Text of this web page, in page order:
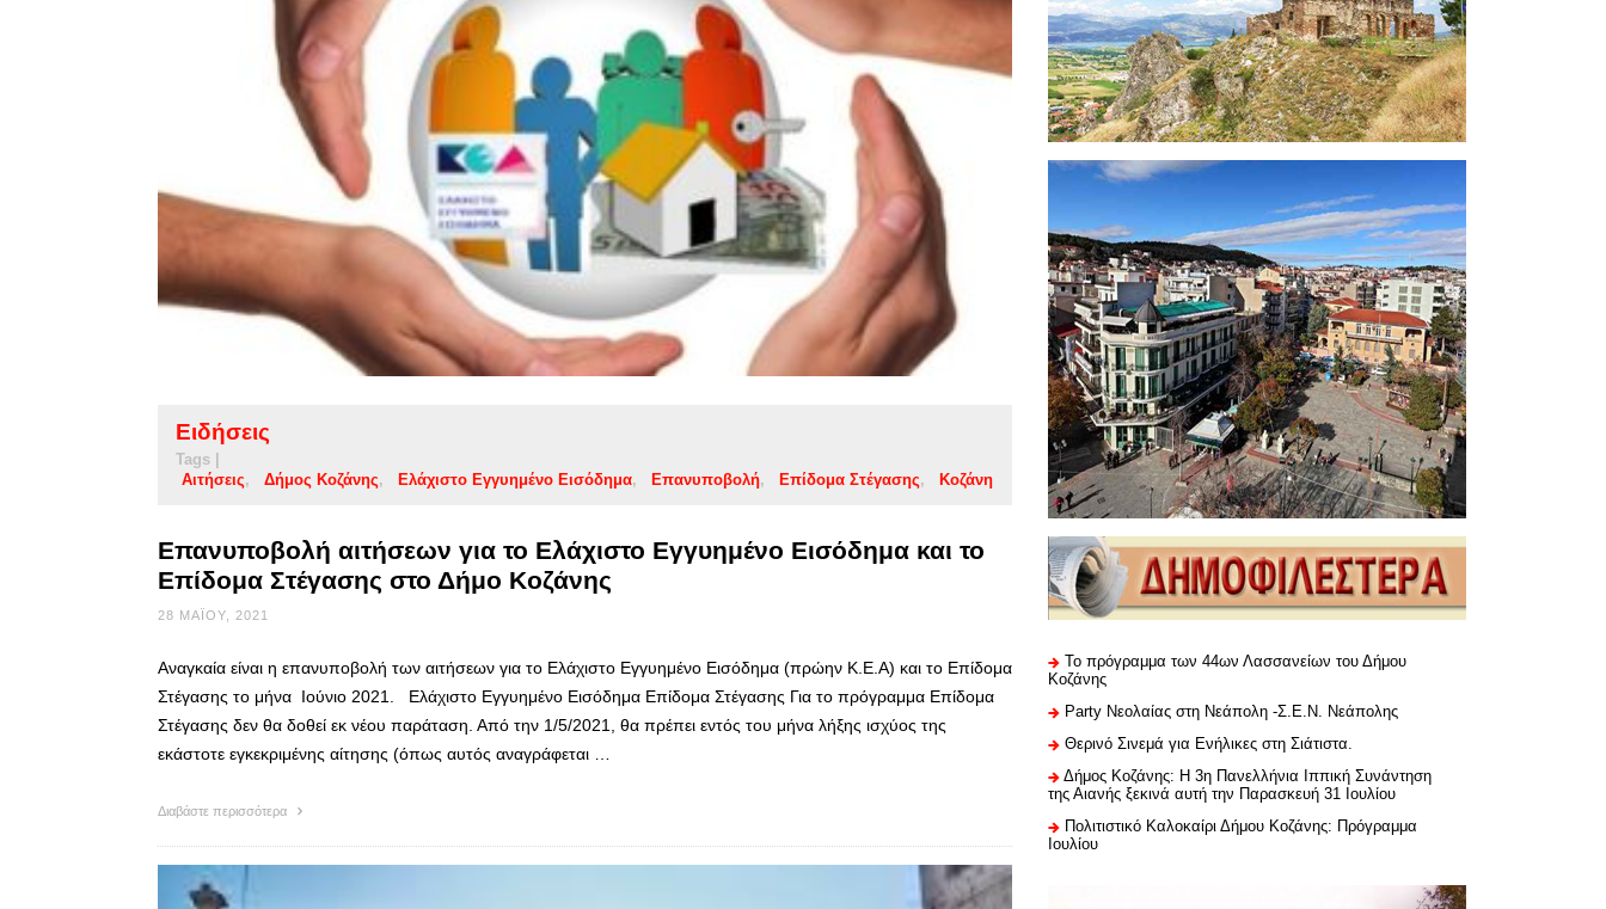
Ειδήσεις
Tags |
Αιτήσεις
Δήμος Κοζάνης Ελάχιστο Εγγυημένο Εισόδημα Επανυποβολή Επίδομα Στέγασης Κοζάνη
Επανυποβολή αιτήσεων για το Ελάχιστο Εγγυημένο Εισόδημα και το
Επίδομα Στέγασης στο Δήμο Κοζάνης
28 ΜΑΪ́ΟΥ, 2021
Αναγκαία είναι η επανυποβολή των αιτήσεων για το Ελάχιστο Εγγυημένο Εισόδημα (πρώην Κ.Ε.Α) και το Επίδομα
Στέγασης το μήνα Ιούνιο 2021. Ελάχιστο Εγγυημένο Εισόδημα Επίδομα Στέγασης Για το πρόγραμμα Επίδομα
Στέγασης δεν θα δοθεί εκ νέου παράταση. Από την 1/5/2021, θα πρέπει εντός του μήνα λήξης ισχύος της
εκάστοτε εγκεκριμένης αίτησης (όπως αυτός αναγράφεται …
Διαβάστε περισσότερα
Το πρόγραμμα των 44ων Λασσανείων του Δήμου
Κοζάνης
Party Νεολαίας στη Νεάπολη -Σ.Ε.Ν. Νεάπολης
Θερινό Σινεμά για Ενήλικες στη Σιάτιστα.
Δήμος Κοζάνης: Η 3η Πανελλήνια Ιππική Συνάντηση
της Αιανής ξεκινά αυτή την Παρασκευή 31 Ιουλίου
Πολιτιστικό Καλοκαίρι Δήμου Κοζάνης: Πρόγραμμα
Ιουλίου